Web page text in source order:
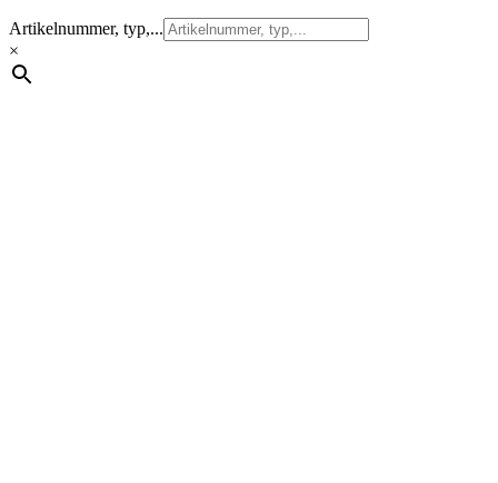
Artikelnummer, typ,...
×